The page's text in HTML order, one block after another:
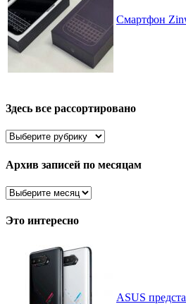
Смартфон
Здесь все рассортировано
Здесь
рассортировано
Архив записей по месяцам
Архив
по
Это интересно
ASUS